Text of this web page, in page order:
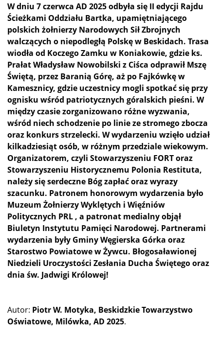
W dniu 7 czerwca AD 2025 odbyła się II edycji Rajdu
Ścieżkami Oddziału Bartka, upamiętniającego
polskich żołnierzy Narodowych Sił Zbrojnych
walczących o niepodległą Polskę w Beskidach. Trasa
wiodła od Koczego Zamku w Koniakowie, gdzie ks.
Prałat Władysław Nowobilski z Ciśca odprawił Mszę
Świętą, przez Baranią Górę, aż po Fajkówkę w
Kamesznicy, gdzie uczestnicy mogli spotkać się przy
ognisku wśród patriotycznych góralskich pieśni. W
między czasie zorganizowano różne wyzwania,
wśród niech schodzenie po linie ze stromego zbocza
oraz konkurs strzelecki. W wydarzeniu wzięło udział
kilkadziesiąt osób, w różnym przedziale wiekowym.
Organizatorem, czyli Stowarzyszeniu FORT oraz
Stowarzyszeniu Historycznemu Polonia Restituta,
należy się serdeczne Bóg zapłać oraz wyrazy
szacunku. Patronem honorowym wydarzenia było
Muzeum Żołnierzy Wyklętych i Więźniów
Politycznych PRL , a patronat medialny objął
Biuletyn Instytutu Pamięci Narodowej. Partnerami
wydarzenia były Gminy Węgierska Górka oraz
Starostwo Powiatowe w Żywcu. Błogosaławionej
Niedzieli Uroczystości Zesłania Ducha Świętego oraz
dnia św. Jadwigi Królowej!
Autor: Piotr W. Motyka, Beskidzkie Towarzystwo
Oświatowe, Milówka, AD 2025.